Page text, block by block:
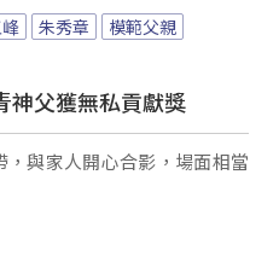
朱秀章
模範父親
神父獲無私貢獻獎
與家人開心合影，場面相當